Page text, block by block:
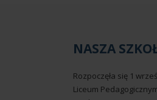
NASZA
Rozpoczęła się 1
Liceum